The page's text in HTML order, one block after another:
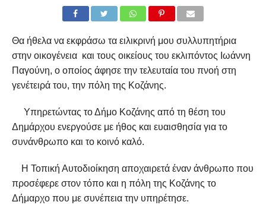
Θα ήθελα να εκφράσω τα ειλικρινή μου συλλυπητήρια
στην οικογένεια και τους οικείους του εκλιπόντος Ιωάννη
Παγούνη, ο οποίος άφησε την τελευταία του πνοή στη
γενέτειρά του, την πόλη της Κοζάνης.
Υπηρετώντας το Δήμο Κοζάνης από τη θέση του
Δημάρχου ενεργούσε με ήθος και ευαισθησία για το
συνάνθρωπο και το κοινό καλό.
Η Τοπική Αυτοδιοίκηση αποχαιρετά έναν άνθρωπο που
προσέφερε στον τόπο και η πόλη της Κοζάνης το
Δήμαρχο που με συνέπεια την υπηρέτησε.